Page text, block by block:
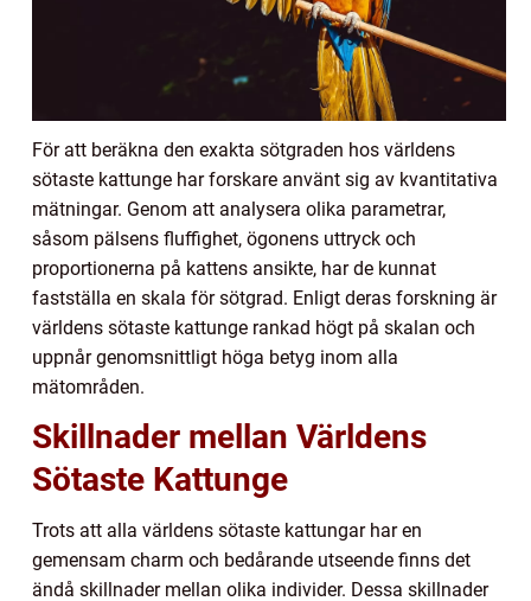
För att beräkna den exakta sötgraden hos världens
sötaste kattunge har forskare använt sig av kvantitativa
mätningar. Genom att analysera olika parametrar,
såsom pälsens fluffighet, ögonens uttryck och
proportionerna på kattens ansikte, har de kunnat
fastställa en skala för sötgrad. Enligt deras forskning är
världens sötaste kattunge rankad högt på skalan och
uppnår genomsnittligt höga betyg inom alla
mätområden.
Skillnader mellan Världens
Sötaste Kattunge
Trots att alla världens sötaste kattungar har en
gemensam charm och bedårande utseende finns det
ändå skillnader mellan olika individer. Dessa skillnader